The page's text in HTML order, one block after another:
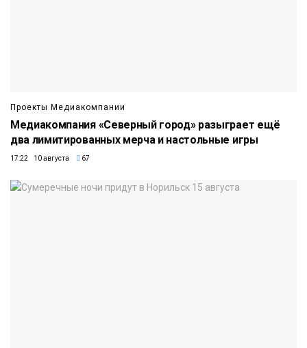
Проекты Медиакомпании
Медиакомпания «Северный город» разыграет ещё
два лимитированных мерча и настольные игры
17:22 10 августа 67